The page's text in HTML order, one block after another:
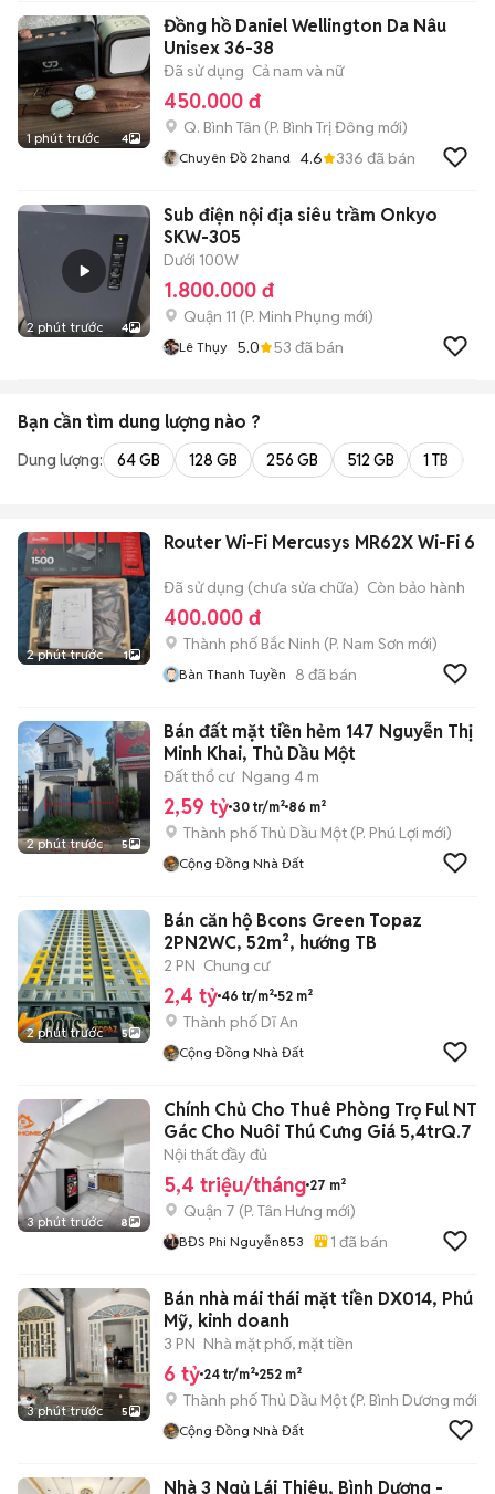
1 phút trước 4
Đồng hồ Daniel Wellington Da Nâu
Unisex 36-38
Đã sử dụng Cả nam và nữ
450.000 đ
Q. Bình Tân (P. Bình Trị Đông mới)
Chuyên Đồ 2hand 4.6 336 đã bán
2 phút trước 4
Sub điện nội địa siêu trầm Onkyo
SKW-305
Dưới 100W
1.800.000 đ
Quận 11 (P. Minh Phụng mới)
Lê Thụy 5.0 53 đã bán
Bạn cần tìm dung lượng nào ?
Dung lượng: 64 GB 128 GB 256 GB 512 GB 1 TB
2 phút trước 1
Router Wi-Fi Mercusys MR62X Wi-Fi 6
Đã sử dụng (chưa sửa chữa) Còn bảo hành
400.000 đ
Thành phố Bắc Ninh (P. Nam Sơn mới)
Bàn Thanh Tuyền 8 đã bán
2 phút trước 5
Bán đất mặt tiền hẻm 147 Nguyễn Thị
Minh Khai, Thủ Dầu Một
Đất thổ cư Ngang 4 m
2,59 tỷ 30 tr/m² 86 m²
Thành phố Thủ Dầu Một (P. Phú Lợi mới)
Cộng Đồng Nhà Đất
2 phút trước 5
Bán căn hộ Bcons Green Topaz
2PN2WC, 52m², hướng TB
2 PN Chung cư
2,4 tỷ 46 tr/m² 52 m²
Thành phố Dĩ An
Cộng Đồng Nhà Đất
3 phút trước 8
Chính Chủ Cho Thuê Phòng Trọ Ful NT
Gác Cho Nuôi Thú Cưng Giá 5,4trQ.7
Nội thất đầy đủ
5,4 triệu/tháng 27 m²
Quận 7 (P. Tân Hưng mới)
BĐS Phi Nguyễn853 1 đã bán
3 phút trước 5
Bán nhà mái thái mặt tiền DX014, Phú
Mỹ, kinh doanh
3 PN Nhà mặt phố, mặt tiền
6 tỷ 24 tr/m² 252 m²
Thành phố Thủ Dầu Một (P. Bình Dương mới)
Cộng Đồng Nhà Đất
Nhà 3 Ngủ Lái Thiêu, Bình Dương -